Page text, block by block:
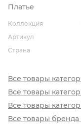
Платье
Коллекция
Артикул
Страна
Все товары
Все товары
Все товары
Все товары бренда